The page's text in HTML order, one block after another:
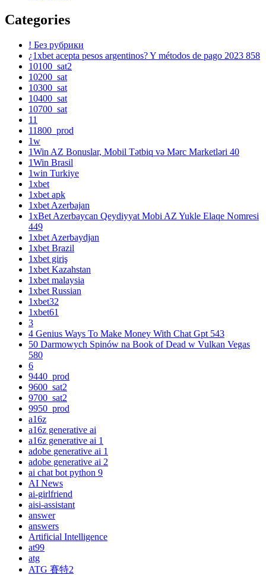
Categories
! Без рубрики
¿1xbet acepta pesos argentinos? Y métodos de pago 2023 858
10100_sat2
10200_sat
10300_sat
10400_sat
10700_sat
11
11800_prod
1w
1Win AZ Bonuslar, Mobil Tətbiq və Mərc Marketləri 40
1Win Brasil
1win Turkiye
1xbet
1xbet apk
1xbet Azerbajan
1xBet Azerbaycan Qeydiyyat Mobi AZ Yukle Elaqe Nomresi
449
1xbet Azerbaydjan
1xbet Brazil
1xbet giriş
1xbet Kazahstan
1xbet malaysia
1xbet Russian
1xbet32
1xbet61
3
4 Genius Ways To Make Money With Chat Gpt 543
50 Darmowych Spinów na Book of Dead w Vulkan Vegas
580
6
9440_prod
9600_sat2
9700_sat2
9950_prod
a16z
a16z generative ai
a16z generative ai 1
adobe generative ai 1
adobe generative ai 2
ai chat bot python 9
AI News
ai-girlfriend
aisi-assistant
answer
answers
Artificial Intelligence
at99
atg
ATG 賽特2